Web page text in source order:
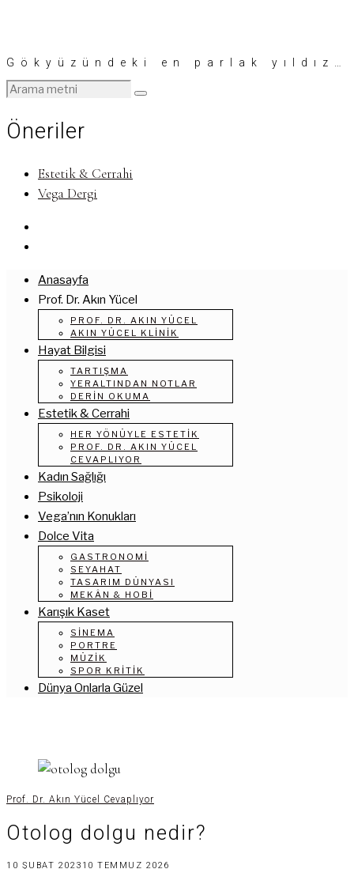
Gökyüzündeki en parlak yıldız…
Öneriler
Estetik & Cerrahi
Vega Dergi
Anasayfa
Prof. Dr. Akın Yücel
PROF. DR. AKIN YÜCEL
AKIN YÜCEL KLINIK
Hayat Bilgisi
TARTIŞMA
YERALTINDAN NOTLAR
DERIN OKUMA
Estetik & Cerrahi
HER YÖNÜYLE ESTETIK
PROF. DR. AKIN YÜCEL
CEVAPLIYOR
Kadın Sağlığı
Psikoloji
Vega’nın Konukları
Dolce Vita
GASTRONOMI
SEYAHAT
TASARIM DÜNYASI
MEKÂN & HOBI
Karışık Kaset
SINEMA
PORTRE
MÜZIK
SPOR KRITIK
Dünya Onlarla Güzel
Prof. Dr. Akın Yücel Cevaplıyor
Otolog dolgu nedir?
10 ŞUBAT 2023 10 TEMMUZ 2026